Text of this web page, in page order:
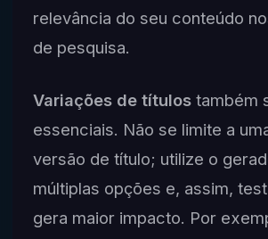
relevância do seu conteúdo
de pesquisa.
Variações de títulostambém
essenciais. Não se limite a
versão de título; utilize o
múltiplas opções e, assim,
gera maior impacto. Por